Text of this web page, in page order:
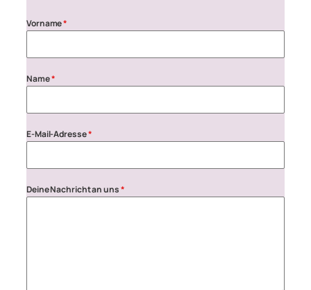
Vorname*
Name*
E-Mail-Adresse*
Deine Nachricht an uns*